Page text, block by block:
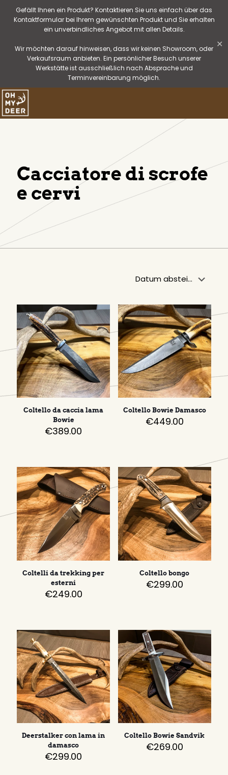
Gefällt Ihnen ein Produkt? Kontaktieren Sie uns einfach über das
Kontaktformular bei Ihrem gewünschten Produkt und Sie erhalten
ein unverbindliches Angebot mit allen Details.
Wir möchten darauf hinweisen, dass wir keinen Showroom, oder
Verkaufsraum anbieten. Ein persönlicher Besuch unserer
Werkstätte ist ausschließlich nach Absprache und
Terminvereinbarung möglich.
✕
Cacciatore di scrofe
e cervi
Coltello da caccia lama
Bowie
€389.00
Coltello Bowie Damasco
€449.00
Coltelli da trekking per
esterni
€249.00
Coltello bongo
€299.00
Deerstalker con lama in
damasco
€299.00
Coltello Bowie Sandvik
€269.00